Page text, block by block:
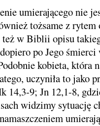
umierającego nie
tożsame z rytem
w Biblii opisu
po Jego
kobieta, która
uczyniła to jako
14,3-9; Jn 12,1-8,
widzimy sytuację